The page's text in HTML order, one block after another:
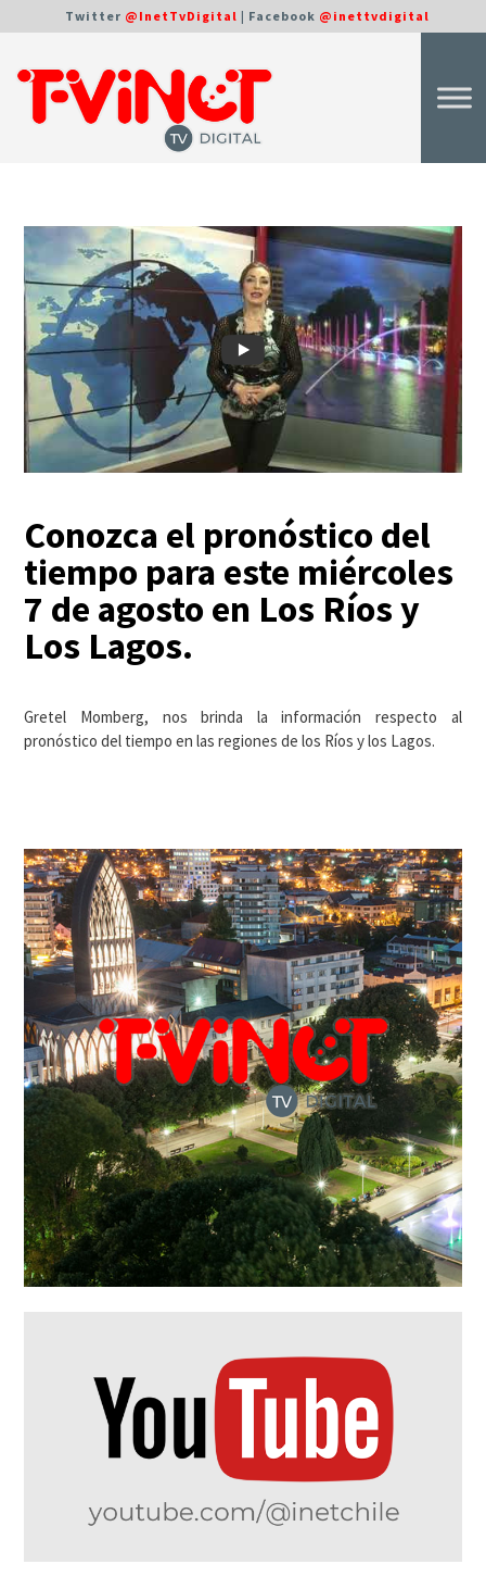
Twitter @InetTvDigital | Facebook @inettvdigital
Conozca el pronóstico del
tiempo para este miércoles
7 de agosto en Los Ríos y
Los Lagos.
Gretel Momberg, nos brinda la información respecto al
pronóstico del tiempo en las regiones de los Ríos y los Lagos.